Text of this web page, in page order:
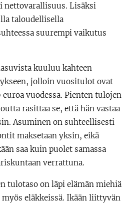
nettovarallisuus. Lisäksi
taloudellisella
suurempi vaikutus
kuuluu kahteen
jolloin vuositulot ovat
vuodessa. Pienten tulojen
rasittaa se, että hän vastaa
Asuminen on suhteellisesti
maksetaan yksin, eikä
saa kuin puolet samassa
verrattuna.
tulotaso on läpi elämän miehiä
eläkkeissä. Ikään liittyvän